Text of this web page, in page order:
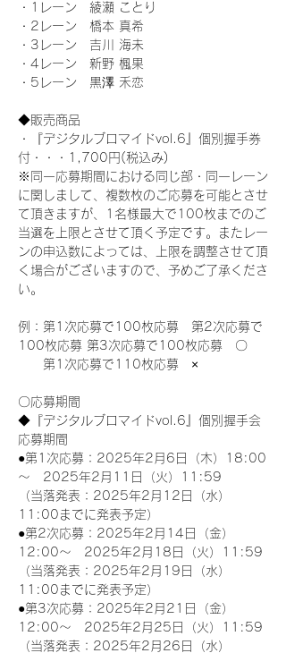
・1レーン　綾瀬 ことり
・2レーン　橋本 真希
・3レーン　吉川 海未
・4レーン　新野 楓果
・5レーン　黒澤 禾恋
◆販売商品
・『デジタルブロマイドvol.6』個別握手券
付・・・1,700円(税込み)
※同一応募期間における同じ部・同一レーン
に関しまして、複数枚のご応募を可能とさせ
て頂きますが、1名様最大で100枚までのご
当選を上限とさせて頂く予定です。またレー
ンの申込数によっては、上限を調整させて頂
く場合がございますので、予めご了承くださ
い。
例：第1次応募で100枚応募　第2次応募で
100枚応募 第3次応募で100枚応募　〇
第1次応募で110枚応募　×
〇応募期間
◆『デジタルブロマイドvol.6』個別握手会
応募期間
●第1次応募：2025年2月6日（木）18:00
～　2025年2月11日（火）11:59
（当落発表：2025年2月12日（水）
11:00までに発表予定）
●第2次応募：2025年2月14日（金）
12:00～　2025年2月18日（火）11:59
（当落発表：2025年2月19日（水）
11:00までに発表予定）
●第3次応募：2025年2月21日（金）
12:00～　2025年2月25日（火）11:59
（当落発表：2025年2月26日（水）